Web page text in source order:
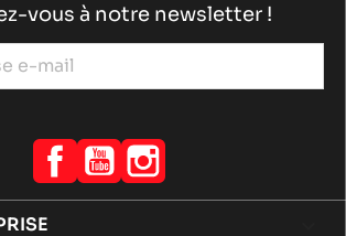
vous à notre newsletter !
Facebook
YouTube